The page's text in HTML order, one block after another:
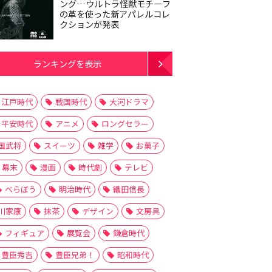
ング…ウルトラ怪獣モチーフ
の革を使った新アパレルコレ
クションが発表
ランキングを表示
江戸時代 戦国時代
大河ドラマ
平安時代
アニメ
ロングセラー
武将
スイーツ 雑学
お菓子
幕末
漫画 時代劇
テレビ
べらぼう
明治時代
織田信長
家康
抹茶 デザイン
文房具
フィギュア
展覧会
鎌倉時代
豊臣秀吉
豊臣兄弟！
昭和時代